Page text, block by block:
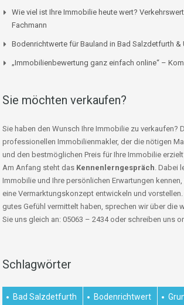
Wie viel ist Ihre Immobilie heute wert?
Fachmann
Bodenrichtwerte für Bauland in Bad Salzdetfurth &
„Immobilienbewertung ganz einfach online“ –
Sie möchten verkaufen?
Sie haben den Wunsch Ihre Immobilie zu verkaufen?
professionellen Immobilienmakler, der die nötigen
und den bestmöglichen Preis für Ihre Immobilie
Am Anfang steht das Kennenlerngespräch . Dabei
Immobilie und Ihre persönlichen Erwartungen
eine Vermarktungskonzept entwickeln und vorstellen.
gutes Gefühl vermittelt haben, sprechen wir über die
Sie uns gleich an: 05063 – 2434 oder schreiben uns
Schlagwörter
Bad Salzdetfurth Bodenrichtwert